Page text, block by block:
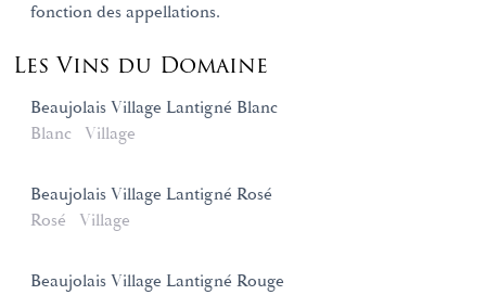
fonction des appellations.
Les Vins du Domaine
Beaujolais Village Lantigné Blanc
Blanc
Village
Beaujolais Village Lantigné Rosé
Rosé
Village
Beaujolais Village Lantigné Rouge